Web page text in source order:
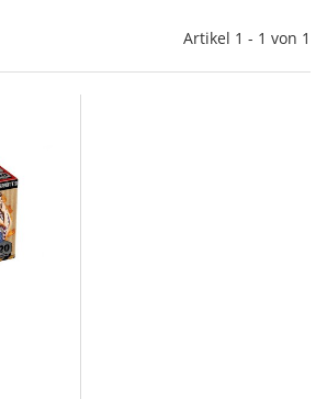
Artikel 1 - 1 von 1